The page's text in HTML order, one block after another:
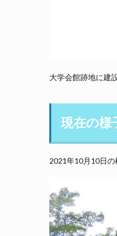
大学会館跡地に建
現在の様
2021年10月10日の